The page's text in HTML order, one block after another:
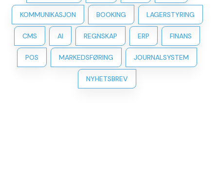
KOMMUNIKASJON BOOKING LAGERSTYRING
CMS AI REGNSKAP ERP FINANS
POS MARKEDSFØRING JOURNALSYSTEM
NYHETSBREV